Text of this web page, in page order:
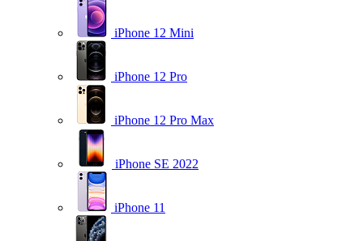
iPhone 12 Mini
iPhone 12 Pro
iPhone 12 Pro Max
iPhone SE 2022
iPhone 11